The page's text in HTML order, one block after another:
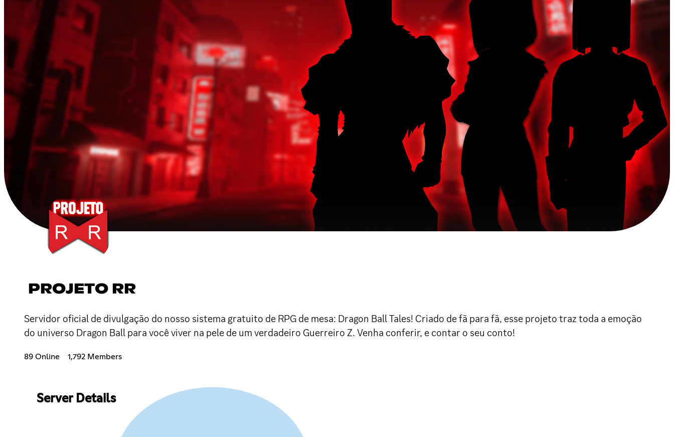
PROJETO RR
Servidor oficial de divulgação do nosso sistema gratuito de RPG de mesa: Dragon Ball Tales! Criado de fã para fã, esse projeto traz toda a emoção
do universo Dragon Ball para você viver na pele de um verdadeiro Guerreiro Z. Venha conferir, e contar o seu conto!
89 Online 1,792 Members
Server Details